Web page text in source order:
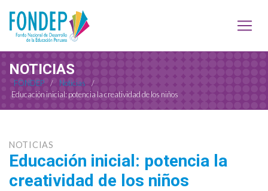
NOTICIAS
FONDEP / Noticias
/
Educación inicial: potencia la creatividad de los niños
NOTICIAS
Educación inicial: potencia la
creatividad de los niños